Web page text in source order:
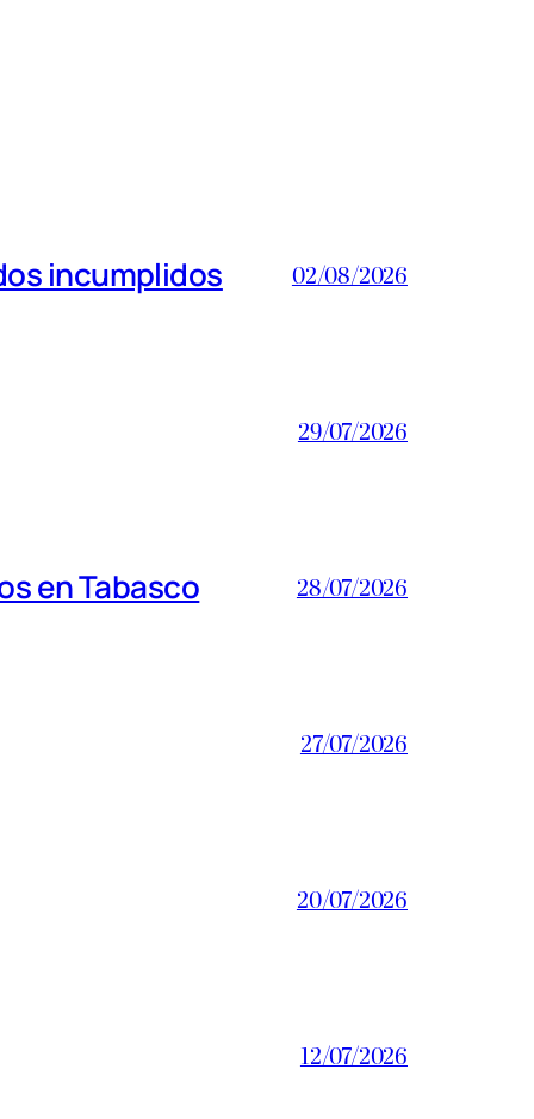
incumplidos 02/08/2026
29/07/2026
en Tabasco 28/07/2026
27/07/2026
20/07/2026
12/07/2026